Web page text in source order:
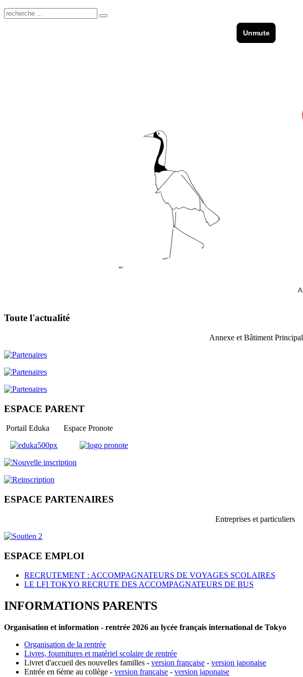
Toute l'actualité
Annexe et Bâtiment Principal
ESPACE PARENT
Portail Eduka Espace Pronote
ESPACE PARTENAIRES
Entreprises et particuliers
ESPACE EMPLOI
RECRUTEMENT : ACCOMPAGNATEURS DE VOYAGES SCOLAIRES
LE LFI TOKYO RECRUTE DES ACCOMPAGNATEURS DE BUS
INFORMATIONS PARENTS
Organisation et information - rentrée 2026 au lycée français international de Tokyo
Organisation de la rentrée
Livres, fournitures et matériel scolaire de rentrée
Livret d'accueil des nouvelles familles - version française - version japonaise
Entrée en 6ème au collège - version française - version japonaise